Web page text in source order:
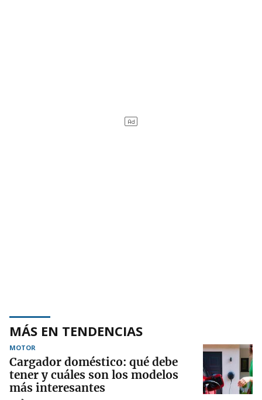
MÁS EN TENDENCIAS
MOTOR
Cargador doméstico: qué debe
tener y cuáles son los modelos
más interesantes